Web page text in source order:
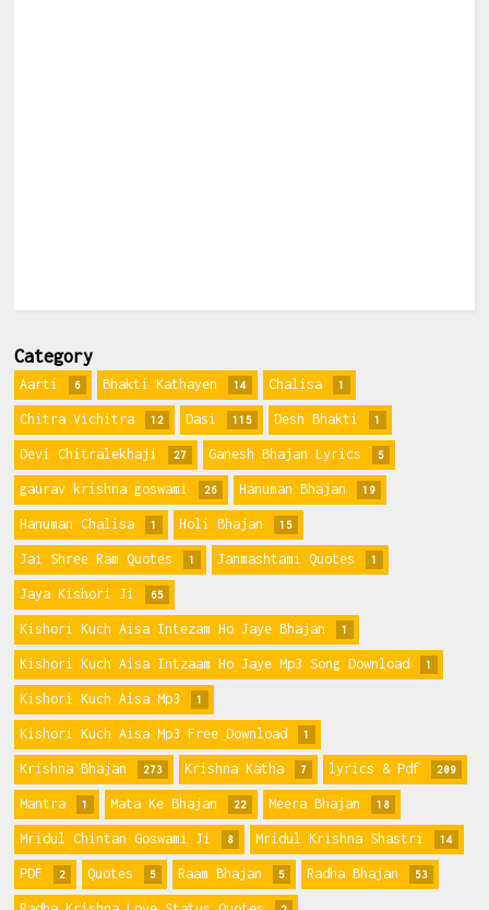
Category
Aarti 6 Bhakti Kathayen 14 Chalisa 1
Chitra Vichitra 12 Dasi 115 Desh Bhakti 1
Devi Chitralekhaji 27 Ganesh Bhajan Lyrics 5
gaurav krishna goswami 26 Hanuman Bhajan 19
Hanuman Chalisa 1 Holi Bhajan 15
Jai Shree Ram Quotes 1 Janmashtami Quotes 1
Jaya Kishori Ji 65
Kishori Kuch Aisa Intezam Ho Jaye Bhajan 1
Kishori Kuch Aisa Intzaam Ho Jaye Mp3 Song Download 1
Kishori Kuch Aisa Mp3 1
Kishori Kuch Aisa Mp3 Free Download 1
Krishna Bhajan 273 Krishna Katha 7 lyrics & Pdf 209
Mantra 1 Mata Ke Bhajan 22 Meera Bhajan 18
Mridul Chintan Goswami Ji 8 Mridul Krishna Shastri 14
PDF 2 Quotes 5 Raam Bhajan 5 Radha Bhajan 53